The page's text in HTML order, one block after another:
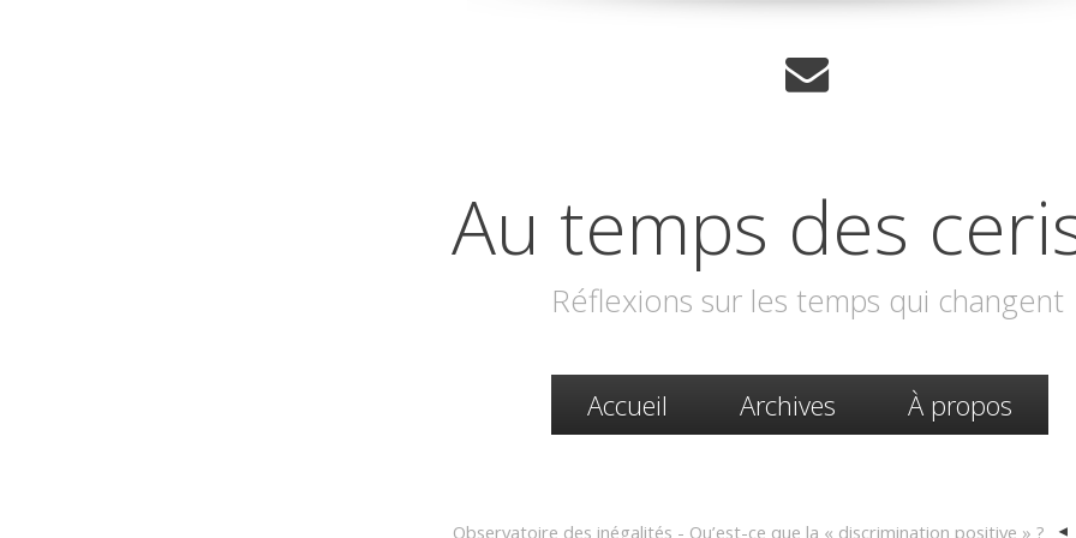
Au temps des
Réflexions sur les temps qui changent
Accueil Archives À propos
Observatoire des inégalités - Qu’est-ce que la « discrimination positive » ?